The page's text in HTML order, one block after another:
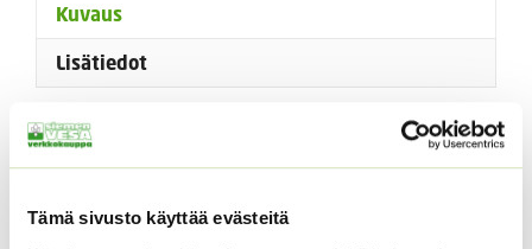
Tämä sivusto käyttää evästeitä
Kuvaus
Lisätiedot
Kuvaus
Valmispakkauksessa neljä sipulia. Hamilton on erittäin